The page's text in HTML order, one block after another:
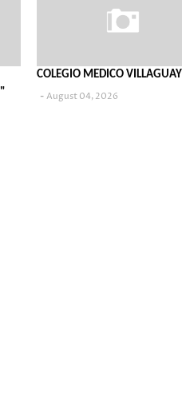
COLEGIO MEDICO VILLAGUAY
August 04, 2026